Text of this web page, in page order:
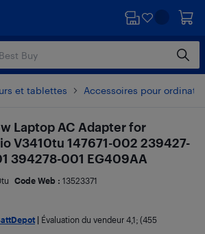
et tablettes Accessoires pour
Laptop AC Adapter for
V3410tu 147671-002 239427-
394278-001 EG409AA
Code Web : 13523371
Évaluation du vendeur 4,1; (455